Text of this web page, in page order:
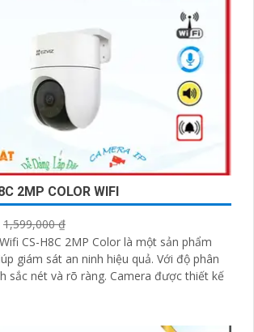
2MP COLOR WIFI
1,599,000 ₫
CS-H8C 2MP Color là một sản phẩm
sát an ninh hiệu quả. Với độ phân
rõ ràng. Camera được thiết kế